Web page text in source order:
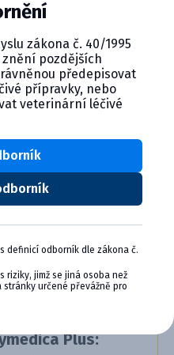
presnosti a
buniek v prístroji Element
KTORÁ
programu Cymedica
pre svoju
a pohodu.
Plus:
zákona č. 40/1995
znění pozdějších
předepisovat
přípravky, nebo
veterinární léčivé
definicí odborník dle zákona č.
riziky, jimž se jiná osoba než
určené převážně pro